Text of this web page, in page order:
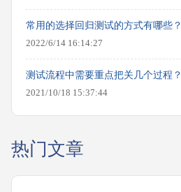
常用的选择回归测试的方式有哪些？
2022/6/14 16:14:27
测试流程中需要重点把关几个过程？
2021/10/18 15:37:44
热门文章